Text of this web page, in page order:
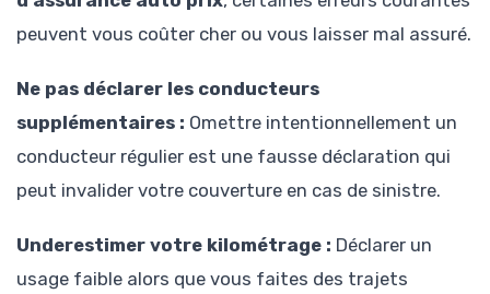
peuvent vous coûter cher ou vous laisser mal assuré.
Ne pas déclarer les conducteurs
supplémentaires : Omettre intentionnellement un
conducteur régulier est une fausse déclaration qui
peut invalider votre couverture en cas de sinistre.
Underestimer votre kilométrage : Déclarer un
usage faible alors que vous faites des trajets